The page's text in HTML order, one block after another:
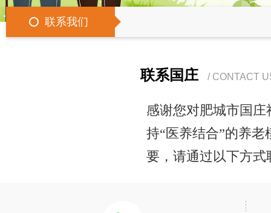
联系我们
联系国庄 / CONTACT
感谢您对肥城市国
持“医养结合”的养
要，请通过以下方式